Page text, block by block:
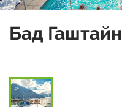
Бад Гаштайн